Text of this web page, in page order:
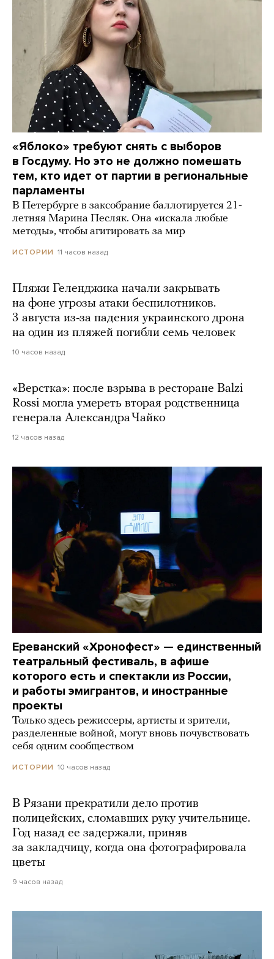
«Яблоко» требуют снять с выборов
в Госдуму. Но это не должно помешать
тем, кто идет от партии в региональные
парламенты
В Петербурге в заксобрание баллотируется 21-
летняя Марина Песляк. Она «искала любые
методы», чтобы агитировать за мир
ИСТОРИИ 11 часов назад
Пляжи Геленджика начали закрывать
на фоне угрозы атаки беспилотников.
3 августа из-за падения украинского дрона
на один из пляжей погибли семь человек
10 часов назад
«Верстка»: после взрыва в ресторане Balzi
Rossi могла умереть вторая родственница
генерала Александра Чайко
12 часов назад
Ереванский «Хронофест» — единственный
театральный фестиваль, в афише
которого есть и спектакли из России,
и работы эмигрантов, и иностранные
проекты
Только здесь режиссеры, артисты и зрители,
разделенные войной, могут вновь почувствовать
себя одним сообществом
ИСТОРИИ 10 часов назад
В Рязани прекратили дело против
полицейских, сломавших руку учительнице.
Год назад ее задержали, приняв
за закладчицу, когда она фотографировала
цветы
9 часов назад